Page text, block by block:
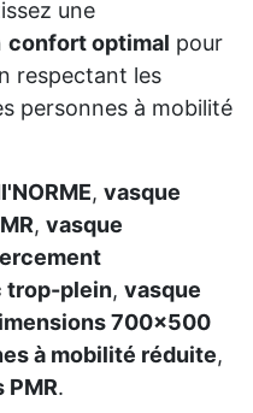
une
confort optimal pour
respectant les
personnes à mobilité
, vasque
, vasque
trop-plein, vasque
700x500
à mobilité réduite,
PMR.